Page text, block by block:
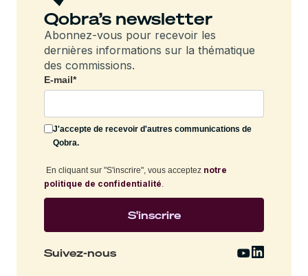
Qobra’s newsletter
Abonnez-vous pour recevoir les
dernières informations sur la thématique
des commissions.
E-mail*
J'accepte de recevoir d'autres communications de
Qobra.
En cliquant sur "S'inscrire", vous acceptez notre
politique de confidentialité.
Suivez-nous